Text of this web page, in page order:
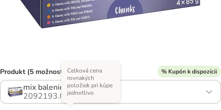
Produkt (5 možností) % Kupón k dispozícii
mix balenie
2092193.0
Celková cena
rovnakých
položiek pri kúpe
jednotlivo